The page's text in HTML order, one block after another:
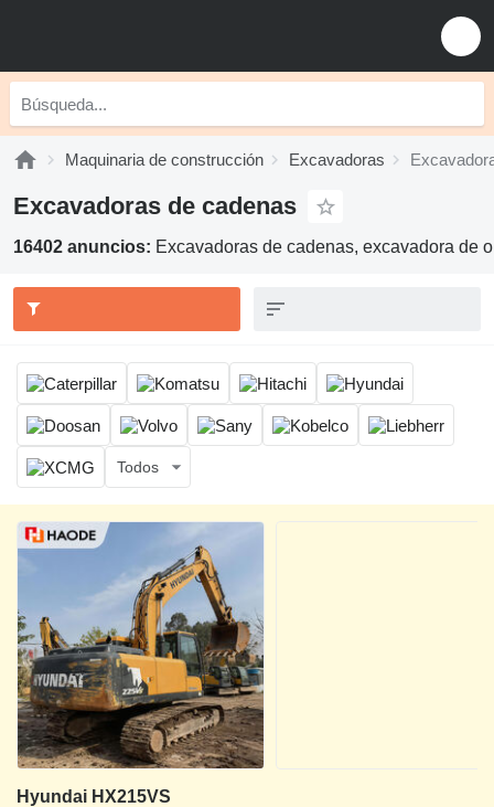
Maquinaria de construcción Excavadoras
Excavadoras de cadenas
16402 anuncios: Excavadoras de cadenas, excavadora de
Todos
Hyundai HX215VS